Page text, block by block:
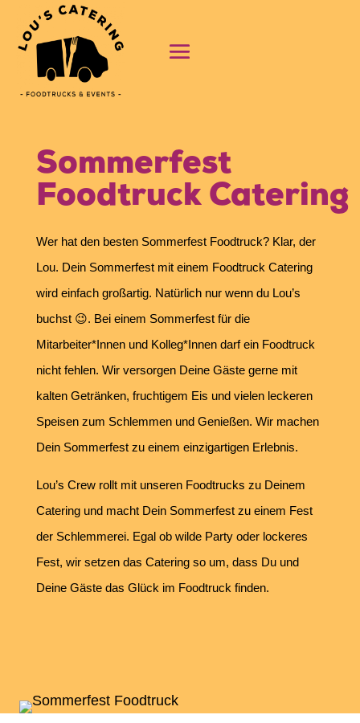
Sommerfest
Foodtruck Catering
Wer hat den besten Sommerfest Foodtruck? Klar, der
Lou. Dein Sommerfest mit einem Foodtruck Catering
wird einfach großartig. Natürlich nur wenn du Lou’s
buchst 😉. Bei einem Sommerfest für die
Mitarbeiter*Innen und Kolleg*Innen darf ein Foodtruck
nicht fehlen. Wir versorgen Deine Gäste gerne mit
kalten Getränken, fruchtigem Eis und vielen leckeren
Speisen zum Schlemmen und Genießen. Wir machen
Dein Sommerfest zu einem einzigartigen Erlebnis.
Lou’s Crew rollt mit unseren Foodtrucks zu Deinem
Catering und macht Dein Sommerfest zu einem Fest
der Schlemmerei. Egal ob wilde Party oder lockeres
Fest, wir setzen das Catering so um, dass Du und
Deine Gäste das Glück im Foodtruck finden.